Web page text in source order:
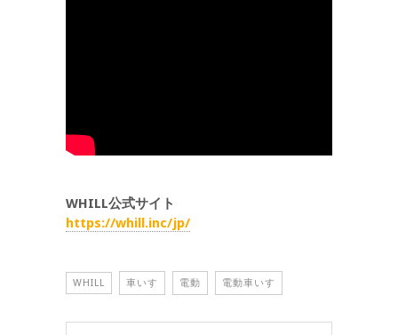
WHILL公式サイト
https://whill.inc/jp/
WHILL 車いす 電動 電動車いす